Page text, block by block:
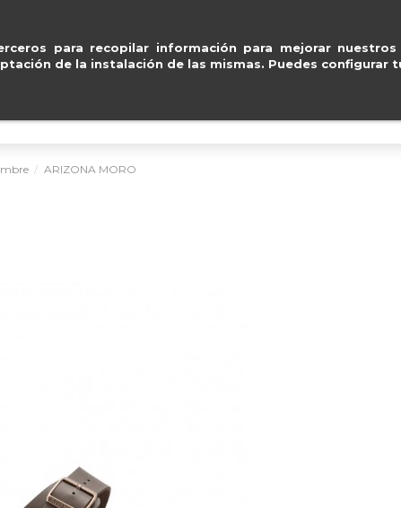
para recopilar información para mejorar
de la instalación de las mismas. Puedes configurar
ARIZONA MORO